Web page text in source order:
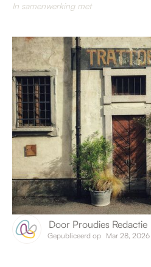
In samenwerking met
Door Proudies Redactie
Gepubliceerd op Mar 28, 2026